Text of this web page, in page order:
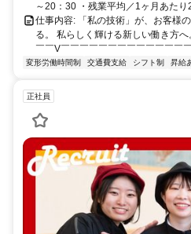
～20：30 ・残業平均／1ヶ月あたり
仕事内容: 「私の技術」が、お客様
る。 私らしく輝ける新しい働き方
￣￣V￣￣￣￣￣￣￣￣￣￣￣￣￣
変形労働時間制 交通費支給 シフト制 昇給
正社員